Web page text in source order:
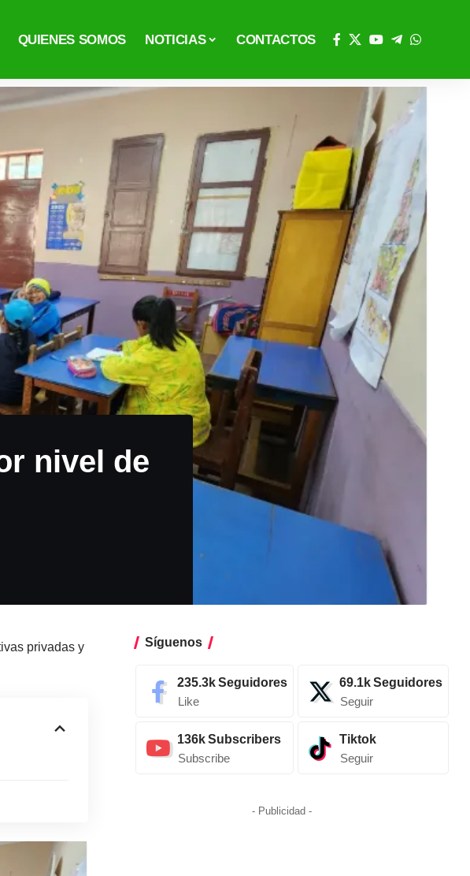
QUIENES SOMOS NOTICIAS CONTACTOS
nivel de
privadas y
Síguenos
235.3kSeguidores
Like
69.1kSeguidores
Seguir
136kSubscribers
Subscribe
Tiktok
Seguir
- Publicidad -